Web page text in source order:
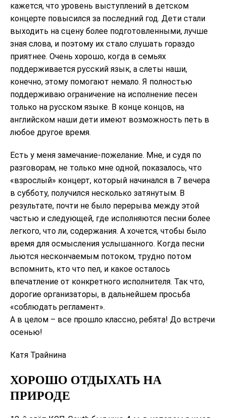
кажется, что уровень выступлений в детском
концерте повысился за последний год. Дети стали
выходить на сцену более подготовленными, лучше
зная слова, и поэтому их стало слушать гораздо
приятнее. Очень хорошо, когда в семьях
поддерживается русский язык, а слеты наши,
конечно, этому помогают немало. Я полностью
поддерживаю ограничение на исполнение песен
только на русском языке. В конце концов, на
английском наши дети имеют возможность петь в
любое другое время.
Есть у меня замечание-пожелание. Мне, и судя по
разговорам, не только мне одной, показалось, что
«взрослый» концерт, который начинался в 7 вечера
в субботу, получился несколько затянутым. В
результате, почти не было перерыва между этой
частью и следующей, где исполняются песни более
легкого, что ли, содержания. А хочется, чтобы было
время для осмысления услышанного. Когда песни
льются нескончаемым потоком, трудно потом
вспомнить, кто что пел, и какое осталось
впечатление от конкретного исполнителя. Так что,
дорогие организаторы, в дальнейшем просьба
«соблюдать регламент».
А в целом – все прошло классно, ребята! До встречи
осенью!
Катя Трайнина
ХОРОШО ОТДЫХАТЬ НА
ПРИРОДЕ